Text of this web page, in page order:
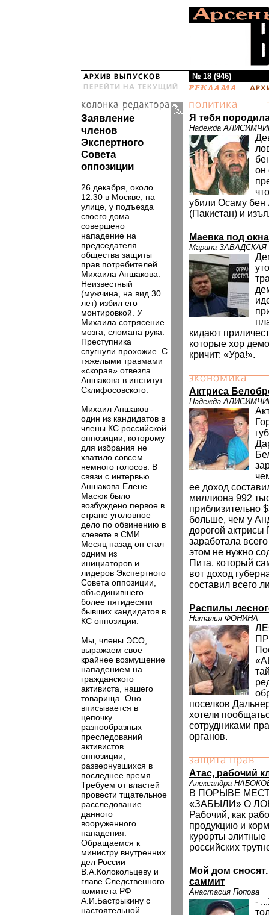
№ 18 (946)
Заявление
членов
Экспертного
Совета
оппозиции
26 декабря, около
12:30 в Москве, на
улице, у подъезда
своего дома
совершено
нападение на
председателя
общества защиты
прав потребителей
Михаила Аншакова.
Неизвестный
(мужчина, на вид 30
лет) избил его
монтировкой. У
Михаила сотрясение
мозга, сломана рука.
Преступника
спугнули прохожие. С
тяжелыми травмами
«скорая» отвезла
Аншакова в институт
Склифосовского.
Михаил Аншаков -
один из кандидатов в
члены КС российской
оппозиции, которому
для избрания не
хватило совсем
немного голосов. В
связи с интервью
Аншакова Елене
Масюк было
возбуждено первое в
стране уголовное
дело по обвинению в
клевете в СМИ.
Месяц назад он стал
одним из
инициаторов и
лидеров Экспертного
Совета оппозиции,
объединившего
более пятидесяти
бывших кандидатов в
КС оппозиции.
Мы, члены ЭСО,
выражаем свое
крайнее возмущение
нападением на
гражданского
активиста, нашего
товарища. Оно
вписывается в
цепочку
разнообразных
преследований
активистов
оппозиции,
развернувшихся в
последнее время.
Требуем от властей
провести тщательное
расследование
данного
вооруженного
нападения.
Обращаемся к
министру внутренних
дел России
В.А.Колокольцеву и
главе Следственного
комитета РФ
А.И.Бастрыкину с
настоятельной
Я тебя
Надежда
он
убили Осаму бен
(Пакистан) и
Маевка под
Марина ЗАВАДСКАЯ
кидают
которые хор
кричит: «Ура!».
Актриса
Надежда
ее доход
миллиона 992
приблизительно
больше, чем у
дорогой актрисы
заработала
этом не нужно
Пита, который
вот доход
составил всего
Распилы
Наталья ФОНИНА
поселков
хотели
сотрудниками
органов.
Атас, рабочий
Александра
В ПОРЫВЕ
«ЗАБЫЛИ» О
Рабочий, как
продукцию и
курорты элитные
российских
Мой дом
саммит
Анастасия Попова
-